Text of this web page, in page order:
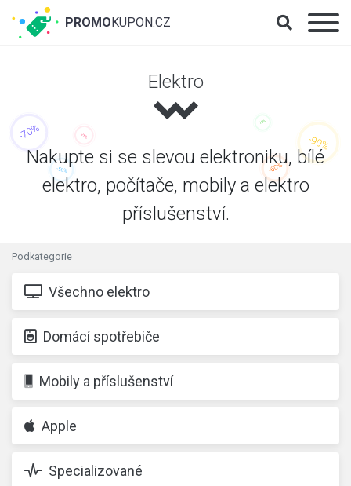
Elektro
Nakupte si se slevou elektroniku, bílé
elektro, počítače, mobily a elektro
příslušenství.
Podkategorie
Všechno elektro
Domácí spotřebiče
Mobily a příslušenství
Apple
Specializované
PROMOKUPON.CZ